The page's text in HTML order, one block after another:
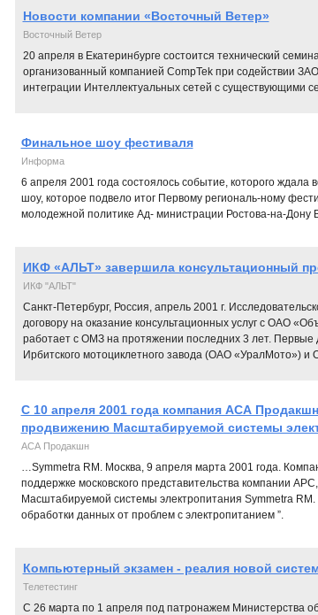
Новости компании «Восточный Ветер»
Восточный Ветер
20 апреля в Екатеринбурге состоится технический
организованный компанией CompTek при содействии
интеграции Интеллектуальных сетей с существующими
Финальное шоу фестиваля
Информа
6 апреля 2001 года состоялось событие, которого
шоу, которое подвело итог Первому региональ-ному
молодежной политике Ад- министрации Ростова-на-Дону
ИКФ «АЛЬТ» завершила консультационный
ИКФ "АЛЬТ"
Санкт-Петербург, Россия, апрель 2001 г.
договору на оказание консультационных услуг с ОАО
работает с ОМЗ на протяжении последних 3 лет. Первые
Ирбитского мотоциклетного завода (ОАО «УралМото»)
С 10 апреля 2001 года компания АСА
продвижению Масштабируемой системы
АСА Продакшн
…Symmetra RM. Москва, 9 апреля марта 2001 года.
поддержке московского представительства компании
Масштабируемой системы электропитания Symmetra
обработки данных от проблем с электропитанием ”.
Компьютерный экзамен - реалия новой
Телетестинг
С 26 марта по 1 апреля под патронажем Министерства